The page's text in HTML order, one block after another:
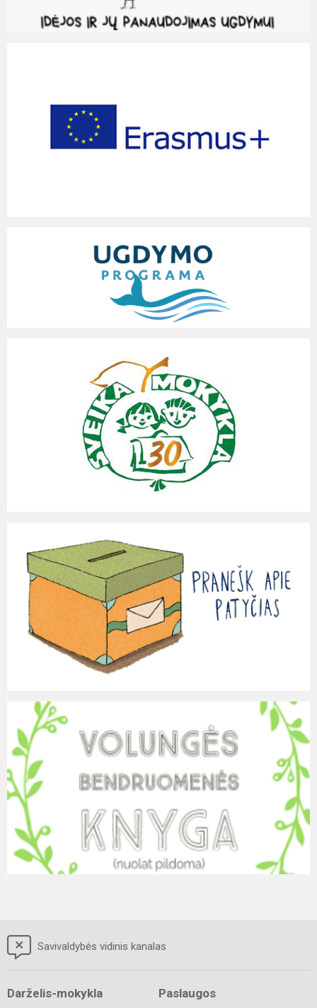
Savivaldybės vidinis kanalas
Darželis-mokykla Paslaugos